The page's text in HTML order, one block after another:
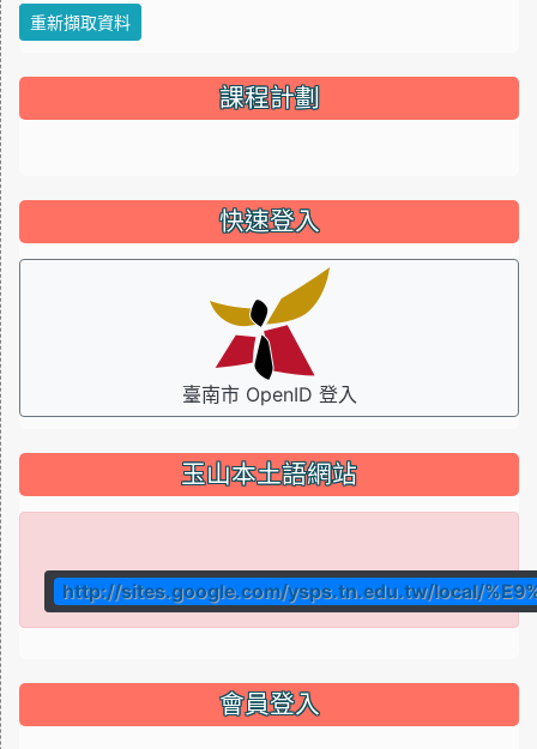
重新擷取資料
課程計劃
快速登入
臺南市 OpenID 登入
玉山本土語網站
http://sites.google.com/ysps.tn.edu.tw/local/
會員登入